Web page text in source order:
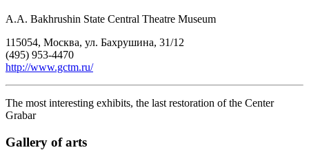
A.A. Bakhrushin State Central Theatre Museum
115054, Москва, ул. Бахрушина, 31/12
(495) 953-4470
http://www.gctm.ru/
The most interesting exhibits, the last restoration of the Center
Grabar
Gallery of arts